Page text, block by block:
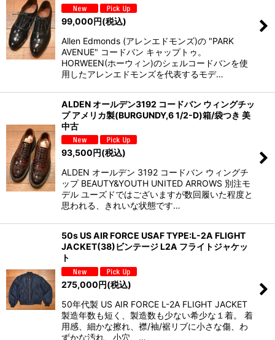
99,000円(税込)
Allen Edmonds (アレンエドモンズ)の "PARK
AVENUE" コードバン キャップトゥ。
HORWEEN(ホーウィン)のシェルコードバンを使
用したアレンエドモンズを代表するモデ…
ALDEN オールデン3192 コードバン ウィングチッ
プ アメリカ製(BURGUNDY,6 1/2-D)箱/袋つき 美
中古
93,500円(税込)
ALDEN オールデン 3192 コードバン ウィングチ
ップ BEAUTY&YOUTH UNITED ARROWS 別注モ
デル ユーズドではございますが数回履いた程度と
思われる、きれいな状態です…
50s US AIR FORCE USAF TYPE:L-2A FLIGHT
JACKET(38)ビンテージ L2A フライトジャケッ
ト
275,000円(税込)
50年代製 US AIR FORCE L-2A FLIGHT JACKET
製造年数も短く、製造数も少ない希少な１着。 着
用感、細かな擦れ、襟/袖/裾リブに小さな傷、わ
ずかな汚れ、小穴、…